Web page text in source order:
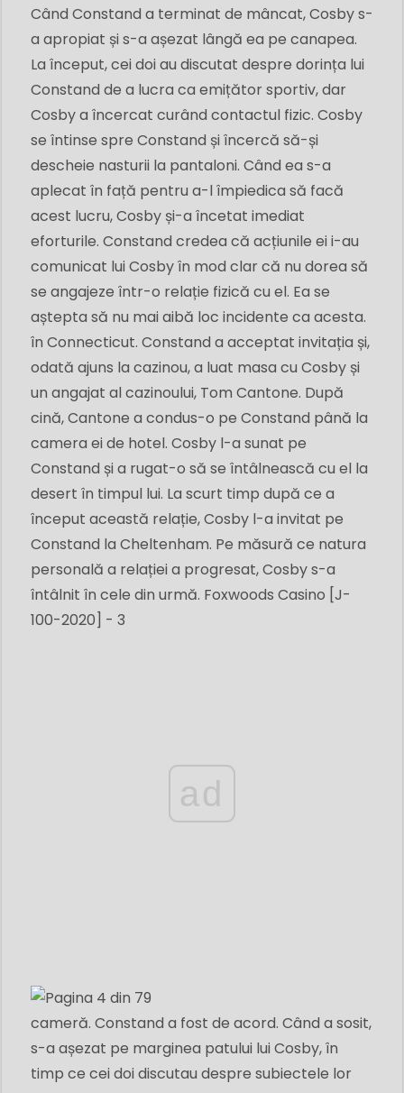
Când Constand a terminat de mâncat, Cosby s-
a apropiat și s-a așezat lângă ea pe canapea.
La început, cei doi au discutat despre dorința lui
Constand de a lucra ca emițător sportiv, dar
Cosby a încercat curând contactul fizic. Cosby
se întinse spre Constand și încercă să-și
descheie nasturii la pantaloni. Când ea s-a
aplecat în față pentru a-l împiedica să facă
acest lucru, Cosby și-a încetat imediat
eforturile. Constand credea că acțiunile ei i-au
comunicat lui Cosby în mod clar că nu dorea să
se angajeze într-o relație fizică cu el. Ea se
aștepta să nu mai aibă loc incidente ca acesta.
în Connecticut. Constand a acceptat invitația și,
odată ajuns la cazinou, a luat masa cu Cosby și
un angajat al cazinoului, Tom Cantone. După
cină, Cantone a condus-o pe Constand până la
camera ei de hotel. Cosby l-a sunat pe
Constand și a rugat-o să se întâlnească cu el la
desert în timpul lui. La scurt timp după ce a
început această relație, Cosby l-a invitat pe
Constand la Cheltenham. Pe măsură ce natura
personală a relației a progresat, Cosby s-a
întâlnit în cele din urmă. Foxwoods Casino [J-
100-2020] - 3
ad
cameră. Constand a fost de acord. Când a sosit,
s-a așezat pe marginea patului lui Cosby, în
timp ce cei doi discutau despre subiectele lor